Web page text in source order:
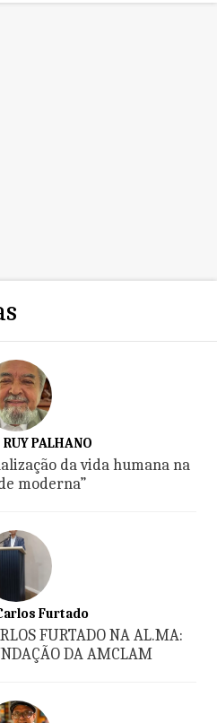
PALHANO
da vida humana na
moderna”
Furtado
FURTADO NA AL.MA:
DA AMCLAM